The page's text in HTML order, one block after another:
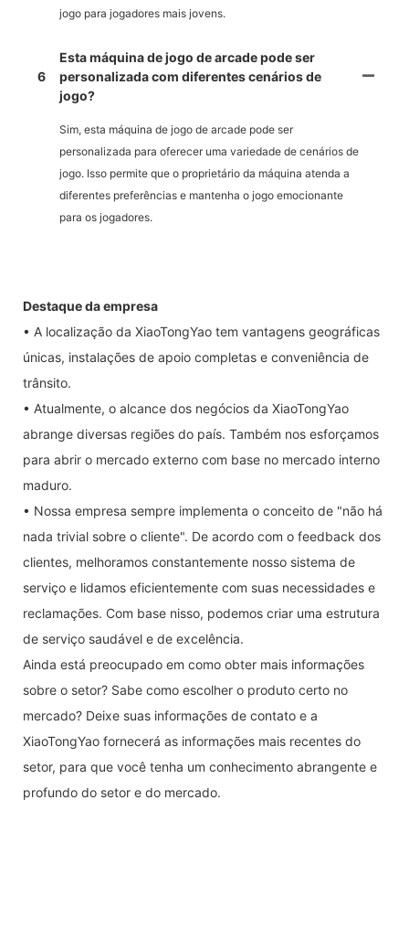
jogo para jogadores mais jovens.
6
Esta máquina de jogo de arcade pode ser
personalizada com diferentes cenários de
jogo?
Sim, esta máquina de jogo de arcade pode ser
personalizada para oferecer uma variedade de cenários de
jogo. Isso permite que o proprietário da máquina atenda a
diferentes preferências e mantenha o jogo emocionante
para os jogadores.
Destaque da empresa
• A localização da XiaoTongYao tem vantagens geográficas
únicas, instalações de apoio completas e conveniência de
trânsito.
• Atualmente, o alcance dos negócios da XiaoTongYao
abrange diversas regiões do país. Também nos esforçamos
para abrir o mercado externo com base no mercado interno
maduro.
• Nossa empresa sempre implementa o conceito de "não há
nada trivial sobre o cliente". De acordo com o feedback dos
clientes, melhoramos constantemente nosso sistema de
serviço e lidamos eficientemente com suas necessidades e
reclamações. Com base nisso, podemos criar uma estrutura
de serviço saudável e de excelência.
Ainda está preocupado em como obter mais informações
sobre o setor? Sabe como escolher o produto certo no
mercado? Deixe suas informações de contato e a
XiaoTongYao fornecerá as informações mais recentes do
setor, para que você tenha um conhecimento abrangente e
profundo do setor e do mercado.